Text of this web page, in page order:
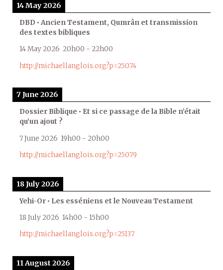
14 May 2026
DBD • Ancien Testament, Qumrân et transmission
des textes bibliques
14 May 2026 20h00 - 22h00
http://michaellanglois.org?p=25074
7 June 2026
Dossier Biblique • Et si ce passage de la Bible n’était
qu’un ajout ?
7 June 2026 19h00 - 20h00
http://michaellanglois.org?p=25079
18 July 2026
Yehi-Or • Les esséniens et le Nouveau Testament
18 July 2026 14h00 - 15h00
http://michaellanglois.org?p=25137
11 August 2026